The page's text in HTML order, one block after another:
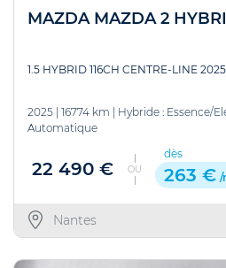
MAZDA MAZDA 2
1.5 HYBRID 116CH CENTRE-LINE 2025
2025 16774 km Hybride : Essence/
Automatique
22 490 € OU
dès
263 € /
Nantes